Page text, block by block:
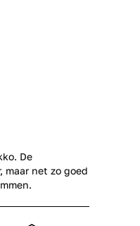
De
maar net zo goed